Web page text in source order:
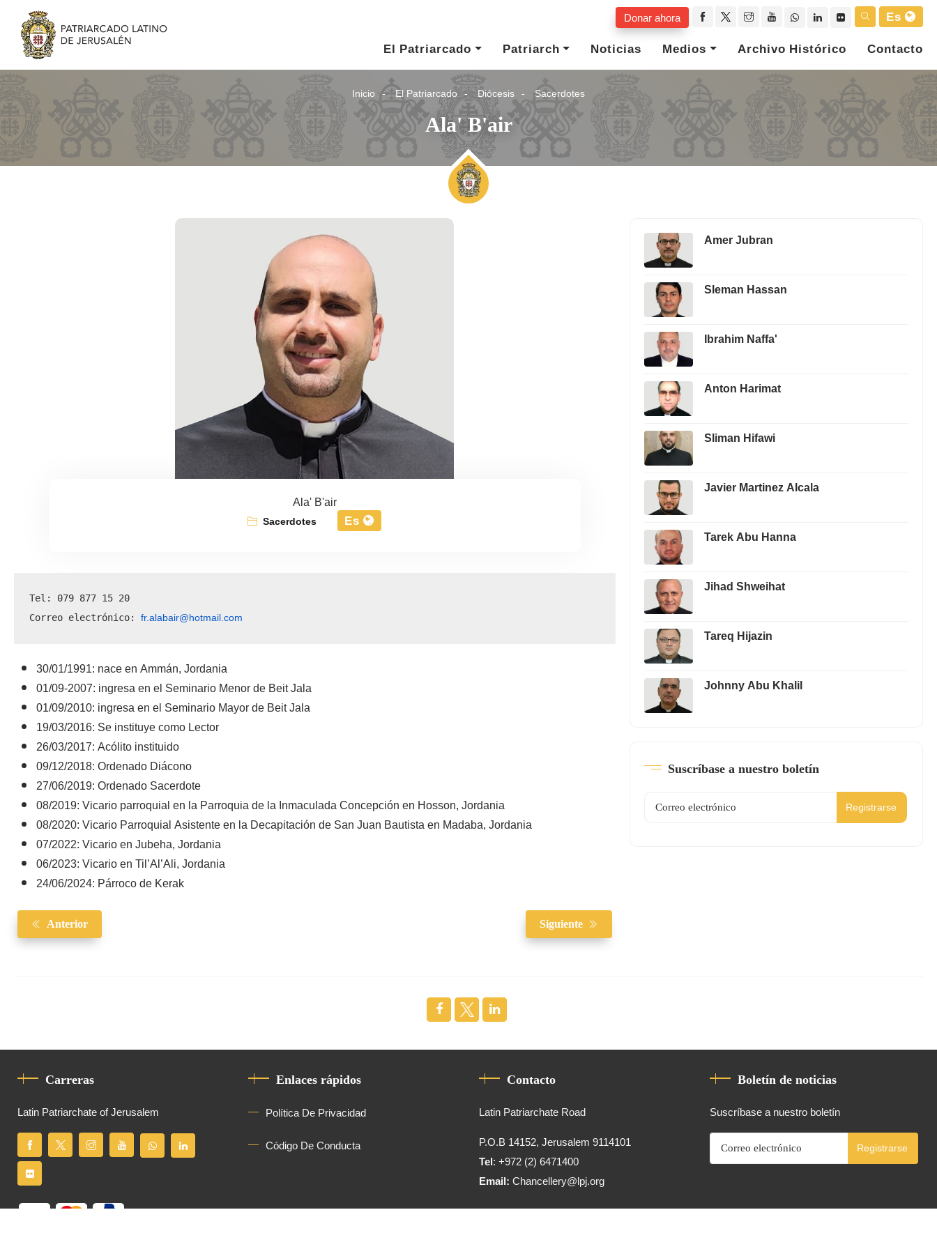
Donar ahora
Es
El Patriarcado
Patriarch Noticias Medios Archivo Histórico Contacto
Inicio El Patriarcado Diócesis Sacerdotes
Ala' B'air
Ala' B'air
Sacerdotes Es
Tel: 079 877 15 20
Correo electrónico: fr.alabair@hotmail.com
30/01/1991: nace en Ammán, Jordania
01/09-2007: ingresa en el Seminario Menor de Beit Jala
01/09/2010: ingresa en el Seminario Mayor de Beit Jala
19/03/2016: Se instituye como Lector
26/03/2017: Acólito instituido
09/12/2018: Ordenado Diácono
27/06/2019: Ordenado Sacerdote
08/2019: Vicario parroquial en la Parroquia de la Inmaculada Concepción en Hosson, Jordania
08/2020: Vicario Parroquial Asistente en la Decapitación de San Juan Bautista en Madaba, Jordania
07/2022: Vicario en Jubeha, Jordania
06/2023: Vicario en Til’Al’Ali, Jordania
24/06/2024: Párroco de Kerak
Anterior Siguiente
Amer Jubran
Sleman Hassan
Ibrahim Naffa'
Anton Harimat
Sliman Hifawi
Javier Martinez Alcala
Tarek Abu Hanna
Jihad Shweihat
Tareq Hijazin
Johnny Abu Khalil
Suscríbase a nuestro boletín
Registrarse
Carreras
Latin Patriarchate of Jerusalem
Enlaces rápidos
Política De Privacidad
Código De Conducta
Contacto
Latin Patriarchate Road
P.O.B 14152, Jerusalem 9114101
Tel: +972 (2) 6471400
Email:Chancellery@lpj.org
Boletín de noticias
Suscríbase a nuestro boletín
Registrarse